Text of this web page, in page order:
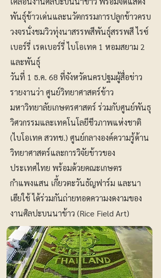
พันธุ์ข้าวเด่นและนวัตกรรมการปลูกข้าวครบ
วงจรนั่งชมวิวทุ่งนาสรรพสีพันธุ์สรรพสี ไรซ์
เบอร์รี่ เรดเบอร์รี่ ไบโอเทค 1 หอมสยาม 2
และพันธุ์
วันที่ 1 ธ.ค. 68 ที่จังหวัดนครปฐมผู้สื่อข่าว
รายงานว่า ศูนย์วิทยาศาสตร์ข้าว
มหาวิทยาลัยเกษตรศาสตร์ ร่วมกับศูนย์พันธุ
วิศวกรรมและเทคโนโลยีชีวภาพแห่งชาติ
(ไบโอเทค สวทช.) ศูนย์กลางองค์ความรู้ด้าน
วิทยาศาสตร์และการวิจัยข้าวของ
ประเทศไทย พร้อมด้วยคณะเกษตร
กำแพงแสน เกี้ยวตะวันธัญฟาร์ม และนา
เฮียใช้ ได้ร่วมกันถ่ายทอดความงดงามของ
งานศิลปะบนนาข้าว (Rice Field Art)